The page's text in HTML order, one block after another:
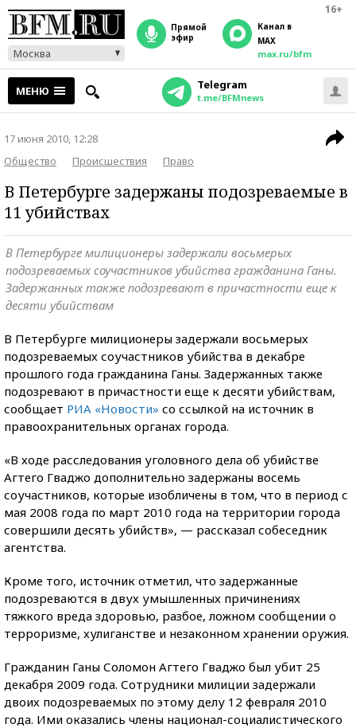
16+
Москва
прямой
эфир
Канал в
MAX
max.ru/bfm
МЕНЮ Telegram
t.me/BFMnews
17 июня 2010, 12:28
Общество
Происшествия Право
В Петербурге задержаны подозреваемые в
11 убийствах
В Петербурге милиционеры задержали восьмерых
подозреваемых соучастников убийства гражданина Ганы.
Задержанных также подозревают в причастности еще к
десяти убийствам
В Петербурге милиционеры задержали восьмерых
подозреваемых соучастников убийства в декабре
прошлого года гражданина Ганы. Задержанных также
подозревают в причастности еще к десяти убийствам,
сообщает РИА «Новости» со ссылкой на источник в
правоохранительных органах города.
«В ходе расследования уголовного дела об убийстве
Агтего Гваджо дополнительно задержаны восемь
соучастников, которые изобличены в том, что в период с
мая 2008 года по март 2010 года на территории города
совершили десять убийств», — рассказал собеседник
агентства.
Кроме того, источник отметил, что задержанные
подозреваются в двух умышленных причинениях
тяжкого вреда здоровью, разбое, ложном сообщении о
терроризме, хулиганстве и незаконном хранении оружия.
Гражданин Ганы Соломон Агтего Гваджо был убит 25
декабря 2009 года. Сотрудники милиции задержали
двоих подозреваемых по этому делу 12 февраля 2010
года. Ими оказались члены национал-социалистического